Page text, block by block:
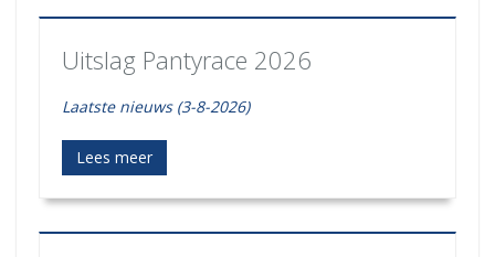
Uitslag Pantyrace 2026
Laatste nieuws (3-8-2026)
Lees meer